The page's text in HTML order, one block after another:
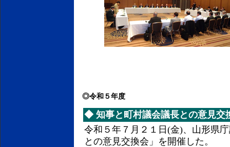
◎令和５年度
◆ 知事と町村議会議長との意見交
令和５年７月２１日(金)、山形県
との意見交換会」を開催した。